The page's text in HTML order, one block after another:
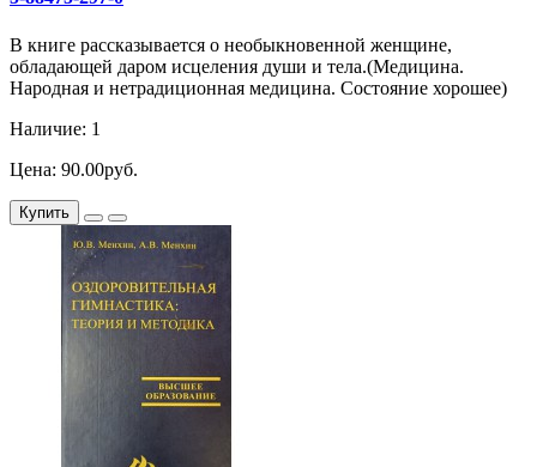
В книге рассказывается о необыкновенной женщине,
обладающей даром исцеления души и тела.(Медицина.
Народная и нетрадиционная медицина. Состояние хорошее)
Наличие: 1
Цена: 90.00руб.
Купить